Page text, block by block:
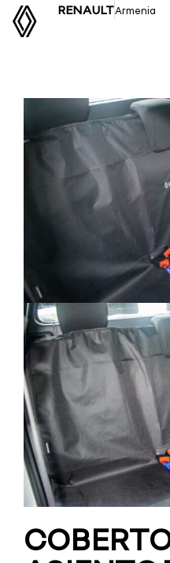
RENAULTArmenia